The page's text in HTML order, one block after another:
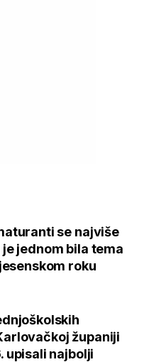
se najviše
je jednom bila tema
roku
županiji
upisali najbolji